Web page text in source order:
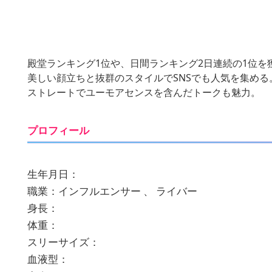
殿堂ランキング1位や、日間ランキング2日連続の1位
美しい顔立ちと抜群のスタイルでSNSでも人気を集める
ストレートでユーモアセンスを含んだトークも魅力。
プロフィール
生年月日：
職業：インフルエンサー 、 ライバー
身長：
体重：
スリーサイズ：
血液型：